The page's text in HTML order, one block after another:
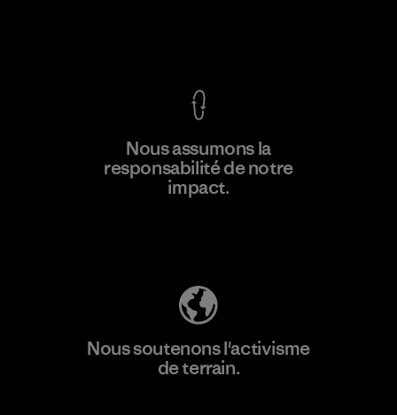
Nous assumons la
responsabilité de notre
impact.
Nous soutenons l'activisme
de terrain.